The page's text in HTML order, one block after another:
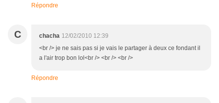
Répondre
C chacha 12/02/2010 12:39
<br /> je ne sais pas si je vais le partager à deux ce fondant il
a l'air trop bon lol<br /> <br /> <br />
Répondre